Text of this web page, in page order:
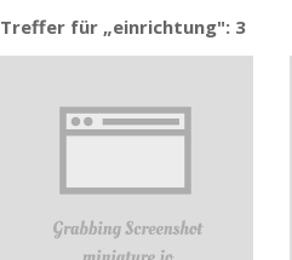
Treffer für „einrichtung": 3